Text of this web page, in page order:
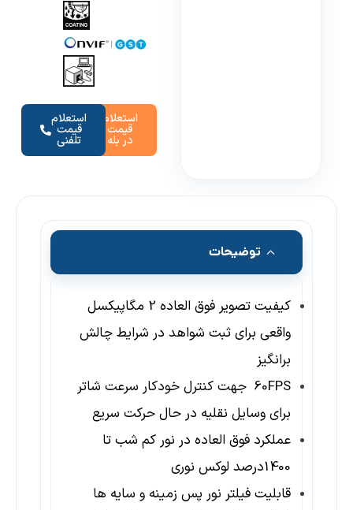
استعلام
قیمت
در بله
استعلام
قیمت
تلفنی
توضیحات
کیفیت تصویر فوق العاده 2 مگاپیکسل
واقعی برای ثبت شواهد در شرایط چالش
برانگیز
60FPS جهت کنترل خودکار سرعت شاتر
برای وسایل نقلیه در حال حرکت سریع
عملکرد فوق العاده در نور کم شب تا
1400درصد لوکس نوری
قابلیت فیلتر نور پس زمینه و سایه ها